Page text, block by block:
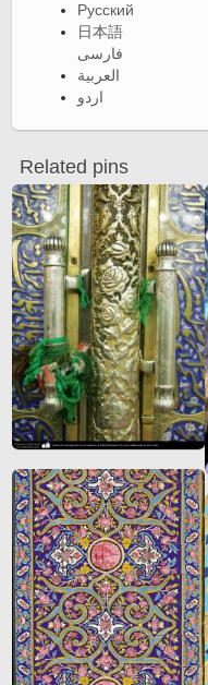
Русский
日本語
فارسی
العربية
اردو
Related pins